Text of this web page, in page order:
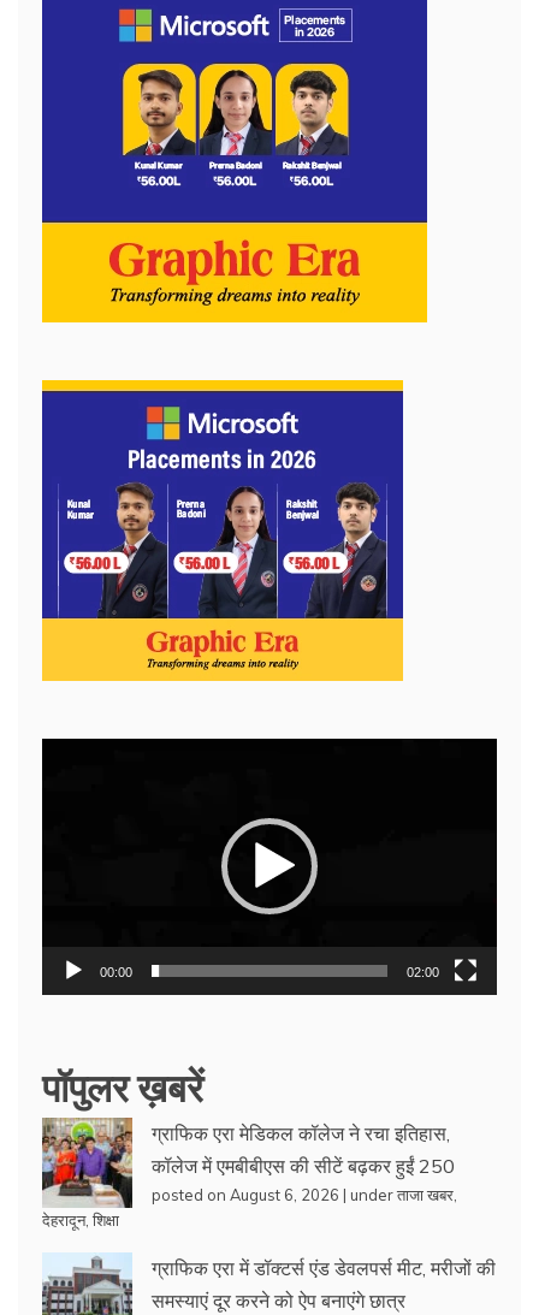
00:00 02:00
पॉपुलर ख़बरें
ग्राफिक एरा मेडिकल कॉलेज ने रचा इतिहास,
कॉलेज में एमबीबीएस की सीटें बढ़कर हुईं 250
posted on August 6, 2026 | underताजा खबर
देहरादून, शिक्षा
ग्राफिक एरा में डॉक्टर्स एंड डेवलपर्स मीट, मरीजों की
समस्याएं दूर करने को ऐप बनाएंगे छात्र